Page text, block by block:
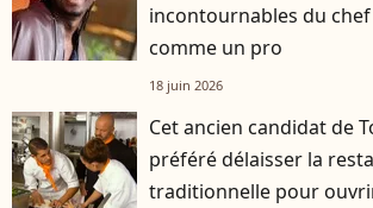
incontournables du
comme un pro
18 juin 2026
Cet ancien candidat de
préféré délaisser la
traditionnelle pour